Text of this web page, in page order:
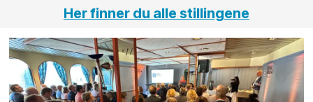
Her finner du alle stillingene